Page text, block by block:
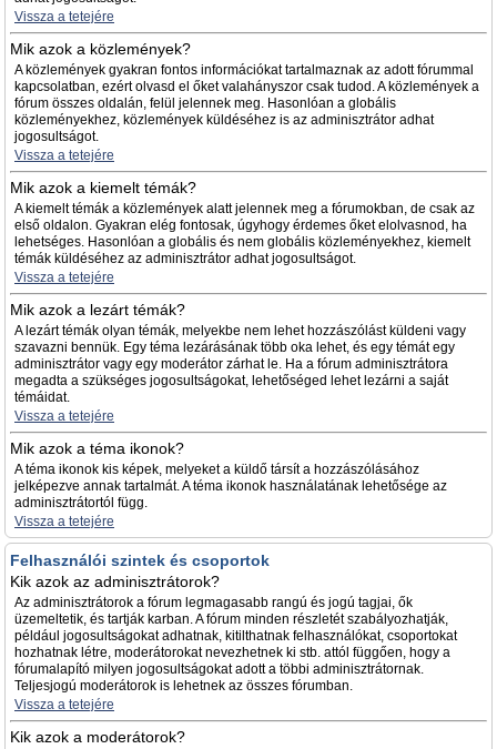
Vissza a tetejére
Mik azok a közlemények?
A közlemények gyakran fontos információkat tartalmaznak az adott fórummal
kapcsolatban, ezért olvasd el őket valahányszor csak tudod. A közlemények a
fórum összes oldalán, felül jelennek meg. Hasonlóan a globális
közleményekhez, közlemények küldéséhez is az adminisztrátor adhat
jogosultságot.
Vissza a tetejére
Mik azok a kiemelt témák?
A kiemelt témák a közlemények alatt jelennek meg a fórumokban, de csak az
első oldalon. Gyakran elég fontosak, úgyhogy érdemes őket elolvasnod, ha
lehetséges. Hasonlóan a globális és nem globális közleményekhez, kiemelt
témák küldéséhez az adminisztrátor adhat jogosultságot.
Vissza a tetejére
Mik azok a lezárt témák?
A lezárt témák olyan témák, melyekbe nem lehet hozzászólást küldeni vagy
szavazni bennük. Egy téma lezárásának több oka lehet, és egy témát egy
adminisztrátor vagy egy moderátor zárhat le. Ha a fórum adminisztrátora
megadta a szükséges jogosultságokat, lehetőséged lehet lezárni a saját
témáidat.
Vissza a tetejére
Mik azok a téma ikonok?
A téma ikonok kis képek, melyeket a küldő társít a hozzászólásához
jelképezve annak tartalmát. A téma ikonok használatának lehetősége az
adminisztrátortól függ.
Vissza a tetejére
Felhasználói szintek és csoportok
Kik azok az adminisztrátorok?
Az adminisztrátorok a fórum legmagasabb rangú és jogú tagjai, ők
üzemeltetik, és tartják karban. A fórum minden részletét szabályozhatják,
például jogosultságokat adhatnak, kitilthatnak felhasználókat, csoportokat
hozhatnak létre, moderátorokat nevezhetnek ki stb. attól függően, hogy a
fórumalapító milyen jogosultságokat adott a többi adminisztrátornak.
Teljesjogú moderátorok is lehetnek az összes fórumban.
Vissza a tetejére
Kik azok a moderátorok?